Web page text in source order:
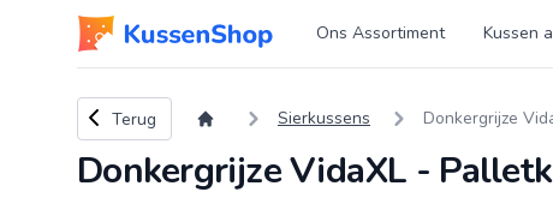
Logo www.kussenshop.nl Ons Assortiment Kussen
Terug naar overzicht
Terug Sierkussens Donkergrijze
Donkergrijze VidaXL -